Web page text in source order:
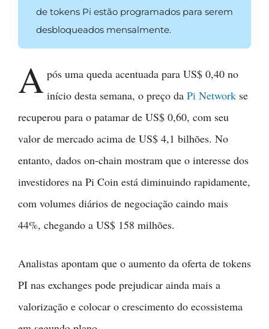
de tokens Pi estão programados para serem
desbloqueados mensalmente.
A pós uma queda acentuada para US$ 0,40 no
início desta semana, o preço daPi Network se
recuperou para o patamar de US$ 0,60, com seu
valor de mercado acima de US$ 4,1 bilhões. No
entanto, dados on-chain mostram que o interesse dos
investidores na Pi Coin está diminuindo rapidamente,
com volumes diários de negociação caindo mais
44%, chegando a US$ 158 milhões.
Analistas apontam que o aumento da oferta de tokens
PI nas exchanges pode prejudicar ainda mais a
valorização e colocar o crescimento do ecossistema